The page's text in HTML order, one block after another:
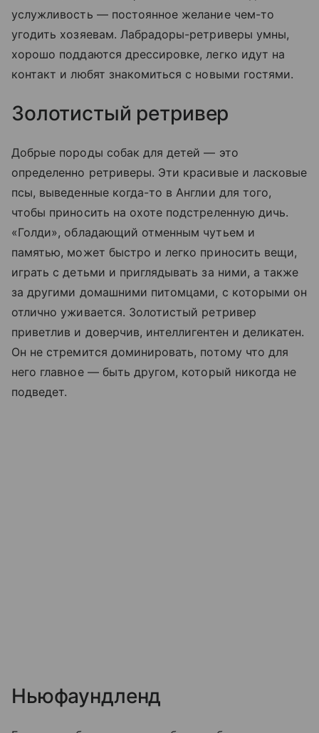
услужливость — постоянное желание чем-то
угодить хозяевам. Лабрадоры-ретриверы умны,
хорошо поддаются дрессировке, легко идут на
контакт и любят знакомиться с новыми гостями.
Золотистый ретривер
Добрые породы собак для детей — это
определенно ретриверы. Эти красивые и ласковые
псы, выведенные когда-то в Англии для того,
чтобы приносить на охоте подстреленную дичь.
«Голди», обладающий отменным чутьем и
памятью, может быстро и легко приносить вещи,
играть с детьми и приглядывать за ними, а также
за другими домашними питомцами, с которыми он
отлично уживается. Золотистый ретривер
приветлив и доверчив, интеллигентен и деликатен.
Он не стремится доминировать, потому что для
него главное — быть другом, который никогда не
подведет.
Ньюфаундленд